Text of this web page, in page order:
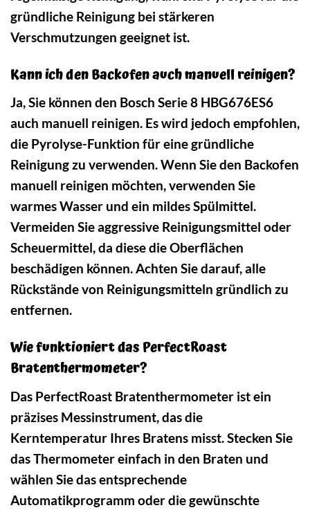
gründliche Reinigung bei stärkeren
Verschmutzungen geeignet ist.
Kann ich den Backofen auch manuell reinigen?
Ja, Sie können den Bosch Serie 8 HBG676ES6
auch manuell reinigen. Es wird jedoch empfohlen,
die Pyrolyse-Funktion für eine gründliche
Reinigung zu verwenden. Wenn Sie den Backofen
manuell reinigen möchten, verwenden Sie
warmes Wasser und ein mildes Spülmittel.
Vermeiden Sie aggressive Reinigungsmittel oder
Scheuermittel, da diese die Oberflächen
beschädigen können. Achten Sie darauf, alle
Rückstände von Reinigungsmitteln gründlich zu
entfernen.
Wie funktioniert das PerfectRoast
Bratenthermometer?
Das PerfectRoast Bratenthermometer ist ein
präzises Messinstrument, das die
Kerntemperatur Ihres Bratens misst. Stecken Sie
das Thermometer einfach in den Braten und
wählen Sie das entsprechende
Automatikprogramm oder die gewünschte